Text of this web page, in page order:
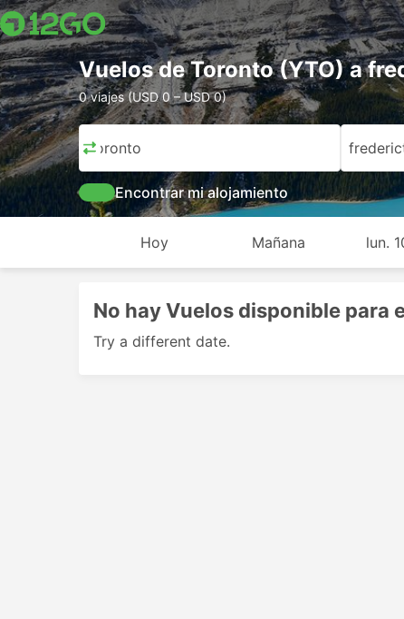
Vuelos de Toronto (YTO) a
0 viajes (USD 0 – USD 0)
Toronto
Encontrar mi alojamiento
Hoy Mañana lun.
No hay Vuelos disponible para
Try a different date.